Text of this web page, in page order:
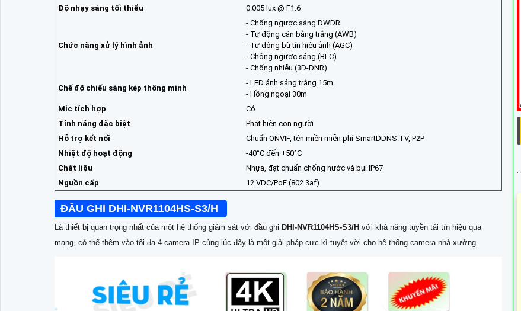
Độ nhạy sáng tối thiểu
0.005 lux @ F1.6
Chức năng xử lý hình ảnh
- Chống ngược sáng DWDR
- Tự động cân bằng trắng (AWB)
- Tự động bù tín hiệu ảnh (AGC)
- Chống ngược sáng (BLC)
- Chống nhiễu (3D-DNR)
Chế độ chiếu sáng kép thông minh
- LED ánh sáng trắng 15m
- Hồng ngoại 30m
Mic tích hợp
Có
Tính năng đặc biệt
Phát hiện con người
Hỗ trợ kết nối
Chuẩn ONVIF, tên miền miễn phí SmartDDNS.TV, P2P
Nhiệt độ hoạt động
-40°C đến +50°C
Chất liệu
Nhựa, đạt chuẩn chống nước và bụi IP67
Nguồn cấp
12 VDC/PoE (802.3af)
ĐẦU GHI DHI-NVR1104HS-S3/H
Là thiết bị quan trọng nhất của một hệ thống giám sát với đầu ghi DHI-NVR1104HS-S3/H với khả năng tuyền tải tín hiệu qua
mạng, có thể thêm vào tối đa 4 camera IP cùng lúc đây là một giải pháp cực kì tuyệt vời cho hệ thống camera nhà xưởng